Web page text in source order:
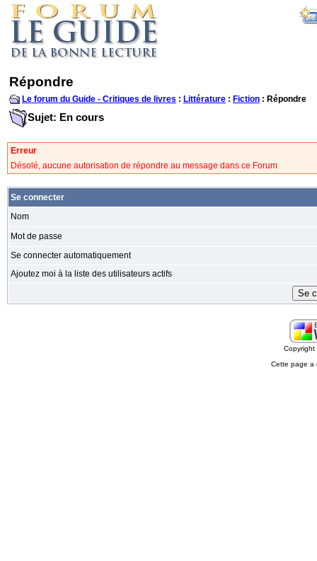
Répondre
Le forum du Guide - Critiques de livres : Littérature : Fiction : Répondre
Sujet: En cours
Erreur
Désolé, aucune autorisation de répondre au message dans ce Forum
Se connecter
Nom
Mot de passe
Se connecter automatiquement
Ajoutez moi à la liste des utilisateurs actifs
Cette page a